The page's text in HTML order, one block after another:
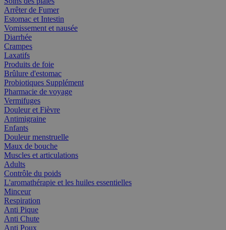
Arrêter de Fumer
Estomac et Intestin
Vomissement et nausée
Diarrhée
Crampes
Laxatifs
Produits de foie
Brûlure d'estomac
Probiotiques Supplément
Pharmacie de voyage
Vermifuges
Douleur et Fièvre
Antimigraine
Enfants
Douleur menstruelle
Maux de bouche
Muscles et articulations
Adults
Contrôle du poids
L'aromathérapie et les huiles essentielles
Minceur
Respiration
Anti Pique
Anti Chute
Anti Poux